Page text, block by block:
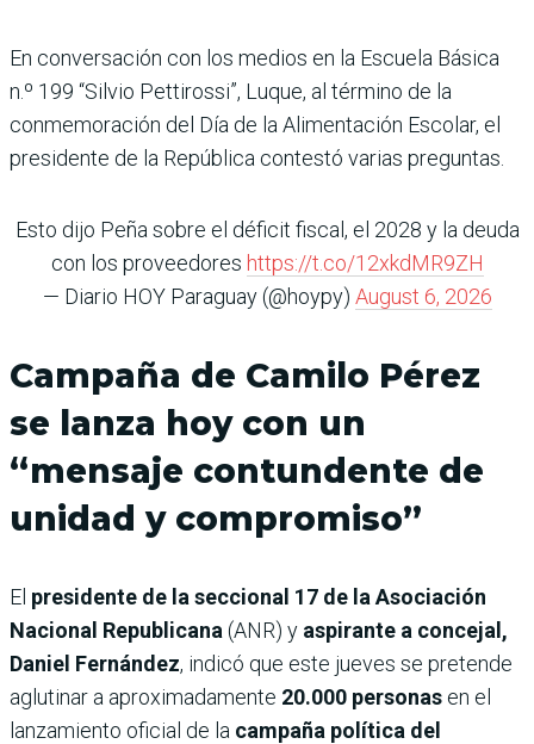
En conversación con los medios en la Escuela Básica
n.º 199 “Silvio Pettirossi”, Luque, al término de la
conmemoración del Día de la Alimentación Escolar, el
presidente de la República contestó varias preguntas.
Esto dijo Peña sobre el déficit fiscal, el 2028 y la deuda
con los proveedores https://t.co/12xkdMR9ZH
— Diario HOY Paraguay (@hoypy) August 6, 2026
Campaña de Camilo Pérez
se lanza hoy con un
“mensaje contundente de
unidad y compromiso”
El presidente de la seccional 17 de la Asociación
Nacional Republicana (ANR) y aspirante a concejal,
Daniel Fernández, indicó que este jueves se pretende
aglutinar a aproximadamente 20.000 personas en el
lanzamiento oficial de la campaña política del